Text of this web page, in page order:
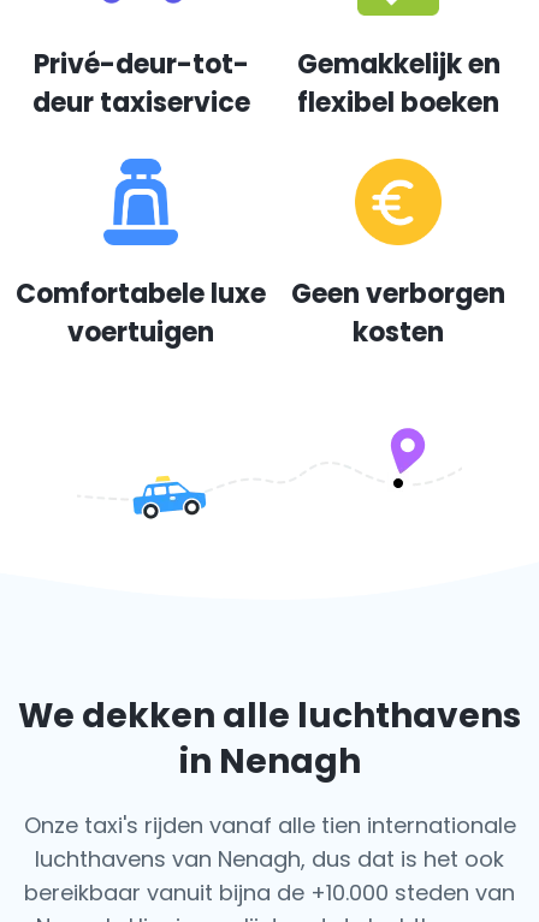
Privé-deur-tot-
deur taxiservice
Gemakkelijk en
flexibel boeken
Comfortabele luxe
voertuigen
Geen verborgen
kosten
We dekken alle luchthavens
in Nenagh
Onze taxi's rijden vanaf alle tien internationale
luchthavens van Nenagh, dus dat is het ook
bereikbaar vanuit bijna de +10.000 steden van